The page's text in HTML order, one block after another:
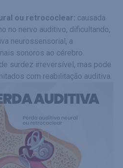
ou retrococlear: causada
no nervo auditivo, dificultando,
neurossensorial, a
sonoros ao cérebro.
surdez irreversível, mas pode
com reabilitação auditiva.